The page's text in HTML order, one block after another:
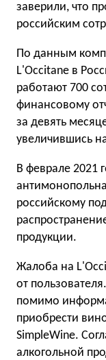
заверили, что
российским
По данным
L'Occitane в
работают 700
финансовому
за девять
увеличившись
В феврале 2021
российскому
продукции.
Жалоба на
от
помимо
приобрести
SimpleWine.
алкогольной